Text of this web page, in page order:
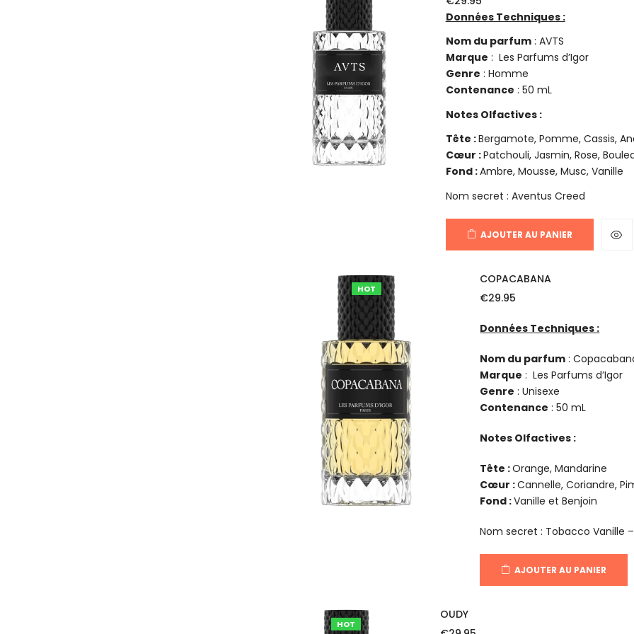
Données Techniques :
Nom du parfum: AVTS
Marque : Les Parfums d’Igor
Genre : Homme
Contenance : 50 mL
Notes Olfactives :
Tête :Bergamote, Pomme, Cassis,
Cœur :Patchouli, Jasmin, Rose,
Fond :Ambre, Mousse, Musc, Vanille
Nom secret : Aventus Creed
AJOUTER AU PANIER
HOT
COPACABANA
€29.95
Données Techniques :
Nom du parfum :
Marque : Les Parfums d’Igor
Genre : Unisexe
Contenance : 50 mL
Notes Olfactives :
Tête :Orange, Mandarine
Cœur :Cannelle, Coriandre,
Fond :Vanille et Benjoin
Nom secret : Tobacco Vanille
AJOUTER AU PANIER
HOT
OUDY